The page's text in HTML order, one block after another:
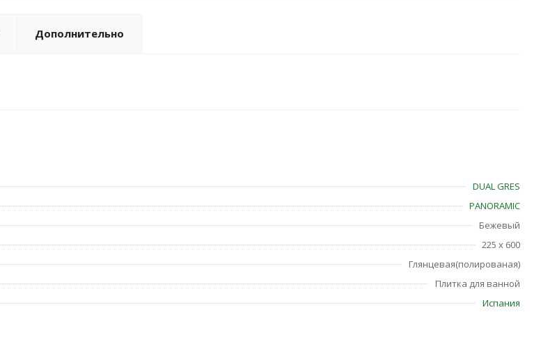
Дополнительно
DUAL GRES
PANORAMIC
Бежевый
225 x 600
Глянцевая(полированая)
Плитка для ванной
Испания